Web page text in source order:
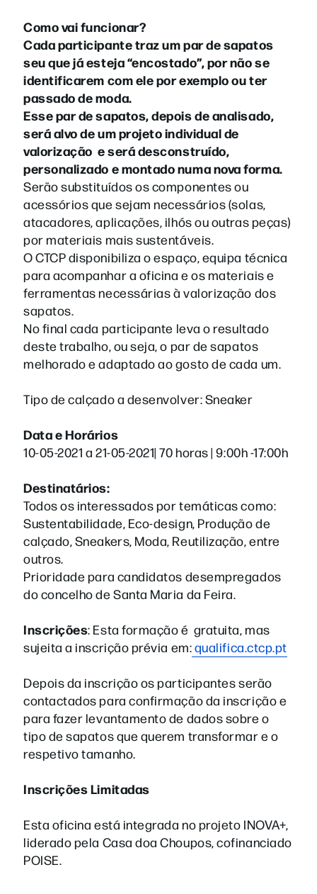
Como vai funcionar?
Cada participante traz um par de sapatos
seu que já esteja “encostado”, por não se
identificarem com ele por exemplo ou ter
passado de moda.
Esse par de sapatos, depois de analisado,
será alvo de um projeto individual de
valorização e será desconstruído,
personalizado e montado numa nova forma.
Serão substituídos os componentes ou
acessórios que sejam necessários (solas,
atacadores, aplicações, ilhós ou outras peças)
por materiais mais sustentáveis.
O CTCP disponibiliza o espaço, equipa técnica
para acompanhar a oficina e os materiais e
ferramentas necessárias à valorização dos
sapatos.
No final cada participante leva o resultado
deste trabalho, ou seja, o par de sapatos
melhorado e adaptado ao gosto de cada um.
Tipo de calçado a desenvolver: Sneaker
Data e Horários
10-05-2021 a 21-05-2021| 70 horas | 9:00h -17:00h
Destinatários:
Todos os interessados por temáticas como:
Sustentabilidade, Eco-design, Produção de
calçado, Sneakers, Moda, Reutilização, entre
outros.
Prioridade para candidatos desempregados
do concelho de Santa Maria da Feira.
Inscrições: Esta formação é gratuita, mas
sujeita a inscrição prévia em:qualifica.ctcp.pt
Depois da inscrição os participantes serão
contactados para confirmação da inscrição e
para fazer levantamento de dados sobre o
tipo de sapatos que querem transformar e o
respetivo tamanho.
Inscrições Limitadas
Esta oficina está integrada no projeto INOVA+,
liderado pela Casa doa Choupos, cofinanciado
POISE.